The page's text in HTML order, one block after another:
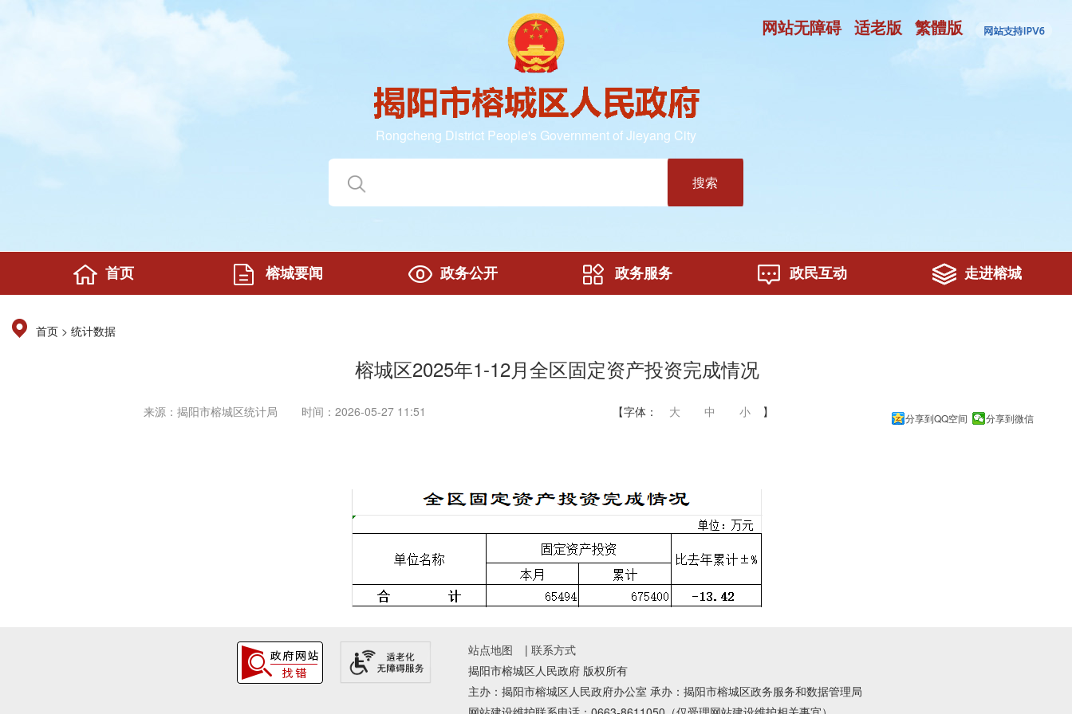
网站无障碍 适老版 繁體版
Rongcheng District People's Government of Jieyang City
搜索
首页 榕城要闻 政务公开 政务服务 政民互动 走进榕城
首页 > 统计数据
榕城区2025年1-12月全区固定资产投资完成情况
来源：揭阳市榕城区统计局 时间：2026-05-27 11:51 【字体： 大 中 小 】 分享到QQ空间 分享到微信
站点地图 | 联系方式
揭阳市榕城区人民政府 版权所有
主办：揭阳市榕城区人民政府办公室 承办：揭阳市榕城区政务服务和数据管理局